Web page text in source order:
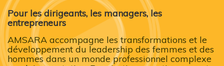
Pour les dirigeants, les managers, les
entrepreneurs
AMSARA accompagne les transformations et le
développement du leadership des femmes et des
hommes dans un monde professionnel complexe